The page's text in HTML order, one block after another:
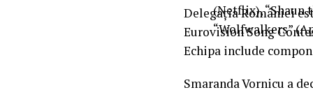
(Netflix), “Shaun
“Wolfwalkers”
Delegația României
Eurovision Song
Echipa include
Smaranda Vornicu a